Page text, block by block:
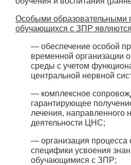
Особыми образовательными
обучающихся с ЗПР
— обеспечение особой
временной организации
среды с учетом
центральной нервной
— комплексное
гарантирующее
лечения, направленного
деятельности ЦНС;
— организация процесса
специфики усвоения
обучающимися с ЗПР;